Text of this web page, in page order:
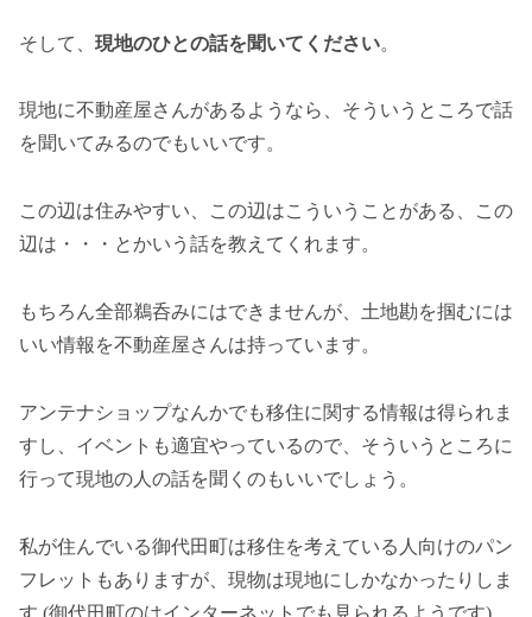
そして、 現地のひとの話を聞いてください。
現地に不動産屋さんがあるようなら、そういうところで話
を聞いてみるのでもいいです。
この辺は住みやすい、この辺はこういうことがある、この
辺は・・・とかいう話を教えてくれます。
もちろん全部鵜呑みにはできませんが、土地勘を掴むには
いい情報を不動産屋さんは持っています。
アンテナショップなんかでも移住に関する情報は得られま
すし、イベントも適宜やっているので、そういうところに
行って現地の人の話を聞くのもいいでしょう。
私が住んでいる御代田町は移住を考えている人向けのパン
フレットもありますが、現物は現地にしかなかったりしま
す (御代田町のはインターネットでも見られるようです)